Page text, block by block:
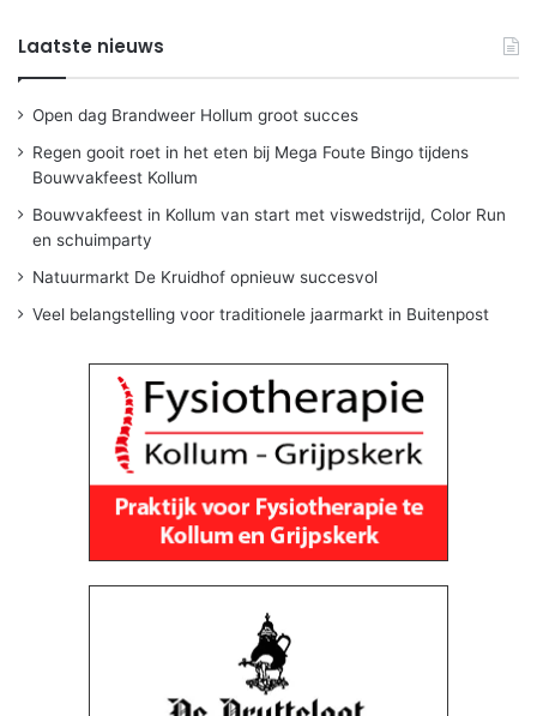
Laatste nieuws
Open dag Brandweer Hollum groot succes
Regen gooit roet in het eten bij Mega Foute Bingo tijdens
Bouwvakfeest Kollum
Bouwvakfeest in Kollum van start met viswedstrijd, Color Run
en schuimparty
Natuurmarkt De Kruidhof opnieuw succesvol
Veel belangstelling voor traditionele jaarmarkt in Buitenpost